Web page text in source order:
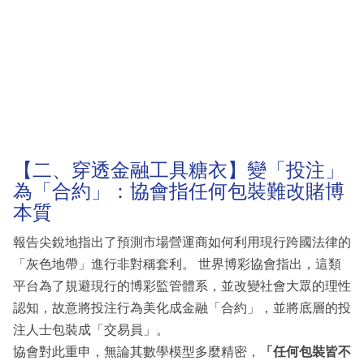
【二、穿透金融工具糖衣】變「投注」
為「合約」：協會指任何包裝難改賭博
本質
報告尖銳地指出了預測市場營運商如何利用現行跨國法律的
「灰色地帶」進行非對稱套利。 世界博彩協會指出，這類
平台為了規避現行的博彩監管體系，並改變社會大眾的理性
認知，故意將投注行為美化成金融「合約」，並將底層的投
注人士包裝成「交易員」。
協會對此重申，無論其數學模型多麼精密，
「任何包裝皆不